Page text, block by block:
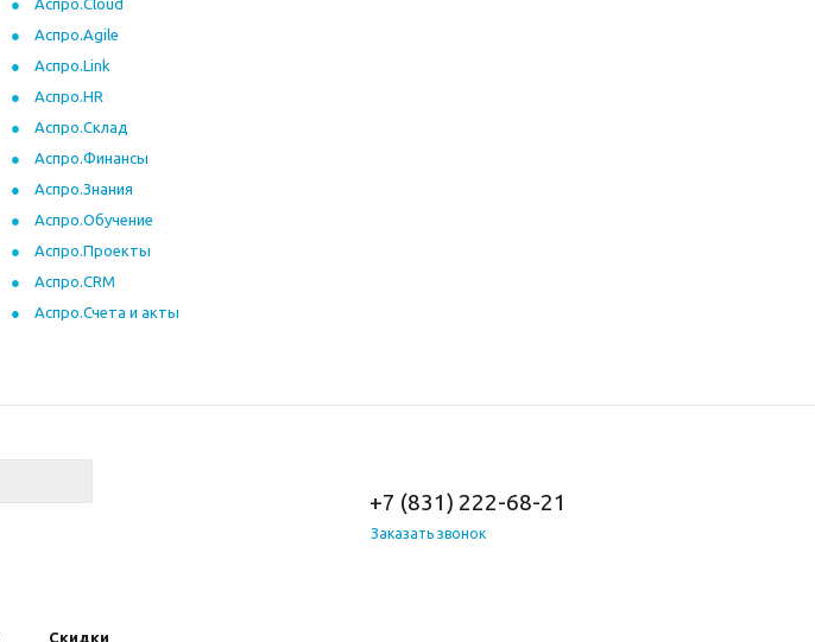
Аспро.Agile
Аспро.Link
Аспро.HR
Аспро.Склад
Аспро.Финансы
Аспро.Знания
Аспро.Обучение
Аспро.Проекты
Аспро.CRM
Аспро.Счета и акты
+7 (831) 222-68-21
Заказать звонок
Скидки